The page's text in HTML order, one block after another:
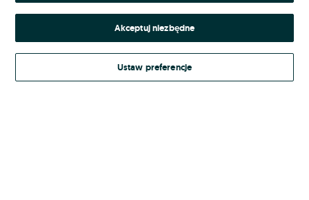
Kontynuując za pośrednictwem jednego z dostawców wskazanych powyżej,
Regulamin serwisu OLX.pl w jego aktualnym brzmieniu.
Akceptuj niezbędne
Ustaw preferencje